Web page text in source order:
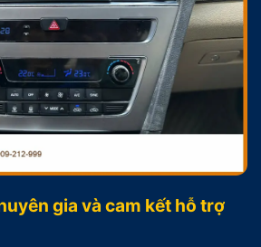
gia và cam kết hỗ trợ